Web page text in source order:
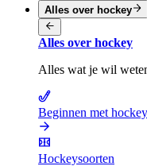
Alles over hockey
Alles over hockey
Alles wat je wil
Beginnen met hockey
Hockeysoorten